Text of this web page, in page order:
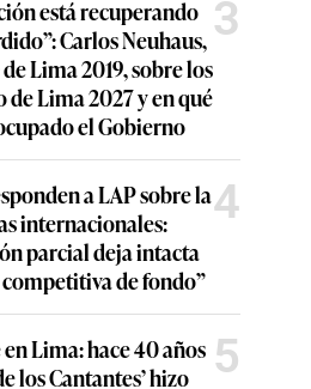
está recuperando
Carlos Neuhaus,
Lima 2019, sobre los
de Lima 2027 y en qué
el Gobierno
3
a LAP sobre la
internacionales:
parcial deja intacta
de fondo”
4
Lima: hace 40 años
los Cantantes’ hizo
5